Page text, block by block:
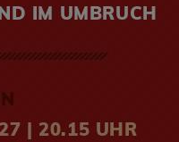
IM UMBRUCH
| 20.15 UHR